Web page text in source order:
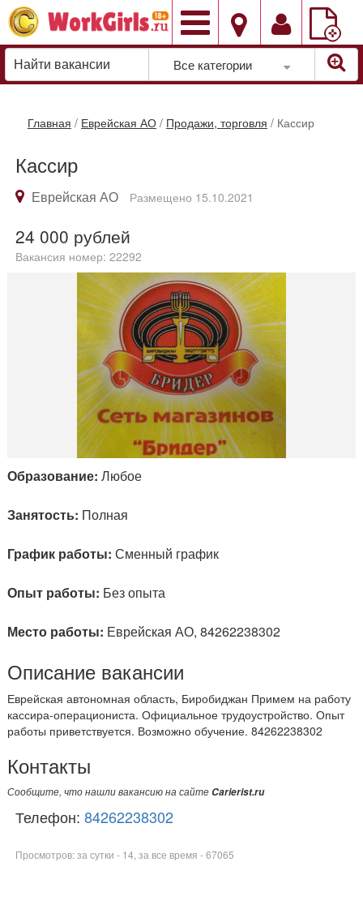
Добавить
вакансию
Все категории
Главная / Еврейская АО / Продажи, торговля / Кассир
Кассир
Еврейская АО Размещено 15.10.2021
24 000 рублей
Вакансия номер: 22292
Образование: Любое
Занятость: Полная
График работы: Сменный график
Опыт работы: Без опыта
Место работы: Еврейская АО, 84262238302
Описание вакансии
Еврейская автономная область, Биробиджан Примем на работу
кассира-операциониста. Официальное трудоустройство. Опыт
работы приветствуется. Возможно обучение. 84262238302
Контакты
Сообщите, что нашли вакансию на сайте Carierist.ru
Телефон: 84262238302
Просмотров: за сутки - 14, за все время - 67065